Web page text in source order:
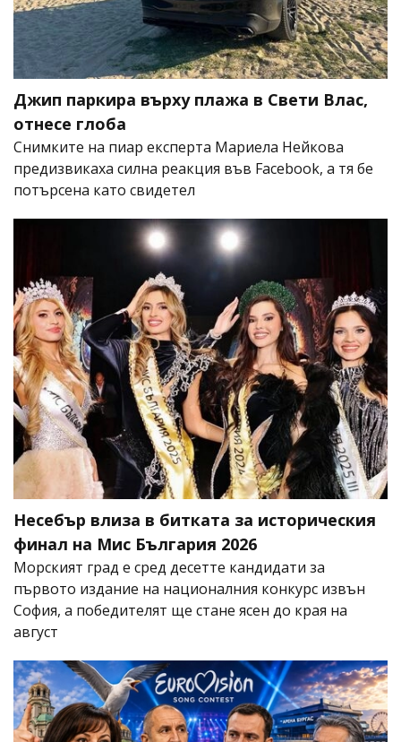
Джип паркира върху плажа в Свети Влас,
отнесе глоба
Снимките на пиар експерта Мариела Нейкова
предизвикаха силна реакция във Facebook, а тя бе
потърсена като свидетел
Несебър влиза в битката за историческия
финал на Мис България 2026
Морският град е сред десетте кандидати за
първото издание на националния конкурс извън
София, а победителят ще стане ясен до края на
август